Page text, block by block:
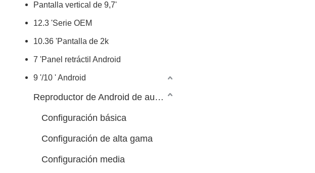
Pantalla vertical de 9,7'
12.3 'Serie OEM
10.36 'Pantalla de 2k
7 'Panel retráctil Android
9 '/10 ' Android
Reproductor de Android de automóvil 7/9/10 pulgadas
Configuración básica
Configuración de alta gama
Configuración media